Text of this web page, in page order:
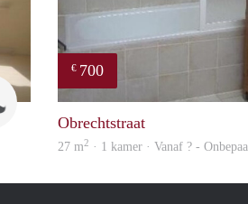
John
€ 700
Obrechtstraat
27 m2 · 1 kamer · Vanaf ? -